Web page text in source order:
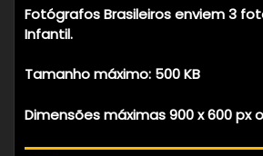
Fotógrafos Brasileiros enviem 3
Infantil.
Tamanho máximo: 500 KB
Dimensões máximas 900 x 600 px